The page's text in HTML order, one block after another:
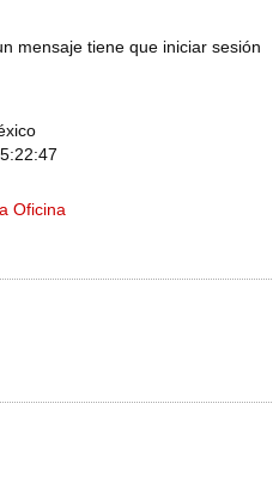
mensaje tiene que iniciar sesión
Oficina